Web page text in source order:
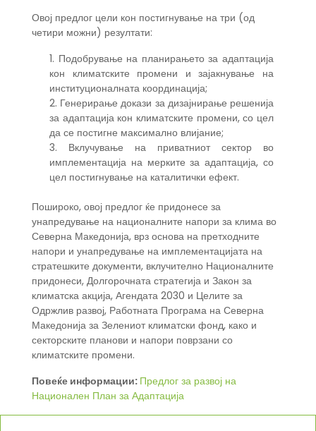
Овој предлог цели кон постигнување на три (од
четири можни) резултати:
1. Подобрување на планирањето за адаптација
кон климатските промени и зајакнување на
институционалната координација;
2. Генерирање докази за дизајнирање решенија
за адаптација кон климатските промени, со цел
да се постигне максимално влијание;
3. Вклучување на приватниот сектор во
имплементација на мерките за адаптација, со
цел постигнување на каталитички ефект.
Пошироко, овој предлог ќе придонесе за
унапредување на националните напори за клима во
Северна Македонија, врз основа на претходните
напори и унапредување на имплементацијата на
стратешките документи, вклучително Националните
придонеси, Долгорочната стратегија и Закон за
климатска акција, Агендата 2030 и Целите за
Одржлив развој, Работната Програма на Северна
Македонија за Зелениот климатски фонд, како и
секторските планови и напори поврзани со
климатските промени.
Повеќе информации: Предлог за развој на
Национален План за Адаптација